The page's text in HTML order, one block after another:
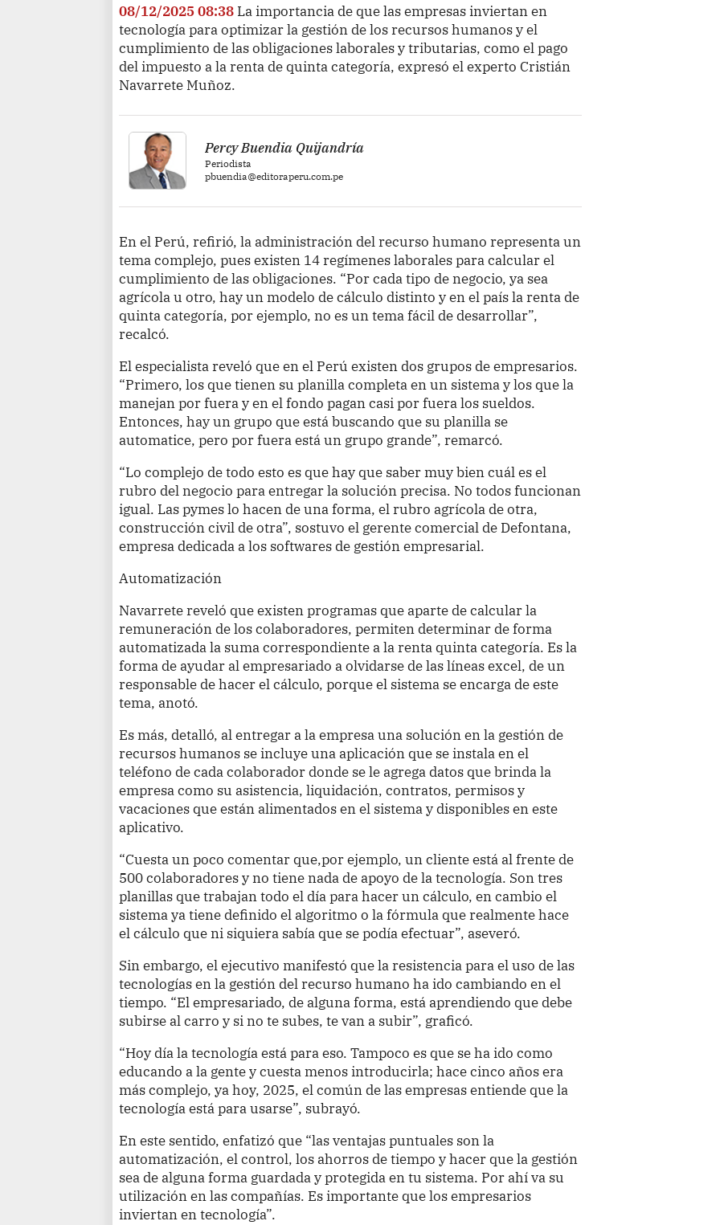
08/12/2025 08:38 La importancia de que las empresas inviertan en
tecnología para optimizar la gestión de los recursos humanos y el
cumplimiento de las obligaciones laborales y tributarias, como el pago
del impuesto a la renta de quinta categoría, expresó el experto Cristián
Navarrete Muñoz.
Percy Buendia Quijandría
Periodista
pbuendia@editoraperu.com.pe
En el Perú, refirió, la administración del recurso humano representa un
tema complejo, pues existen 14 regímenes laborales para calcular el
cumplimiento de las obligaciones. “Por cada tipo de negocio, ya sea
agrícola u otro, hay un modelo de cálculo distinto y en el país la renta de
quinta categoría, por ejemplo, no es un tema fácil de desarrollar”,
recalcó.
El especialista reveló que en el Perú existen dos grupos de empresarios.
“Primero, los que tienen su planilla completa en un sistema y los que la
manejan por fuera y en el fondo pagan casi por fuera los sueldos.
Entonces, hay un grupo que está buscando que su planilla se
automatice, pero por fuera está un grupo grande”, remarcó.
“Lo complejo de todo esto es que hay que saber muy bien cuál es el
rubro del negocio para entregar la solución precisa. No todos funcionan
igual. Las pymes lo hacen de una forma, el rubro agrícola de otra,
construcción civil de otra”, sostuvo el gerente comercial de Defontana,
empresa dedicada a los softwares de gestión empresarial.
Automatización
Navarrete reveló que existen programas que aparte de calcular la
remuneración de los colaboradores, permiten determinar de forma
automatizada la suma correspondiente a la renta quinta categoría. Es la
forma de ayudar al empresariado a olvidarse de las líneas excel, de un
responsable de hacer el cálculo, porque el sistema se encarga de este
tema, anotó.
Es más, detalló, al entregar a la empresa una solución en la gestión de
recursos humanos se incluye una aplicación que se instala en el
teléfono de cada colaborador donde se le agrega datos que brinda la
empresa como su asistencia, liquidación, contratos, permisos y
vacaciones que están alimentados en el sistema y disponibles en este
aplicativo.
“Cuesta un poco comentar que,por ejemplo, un cliente está al frente de
500 colaboradores y no tiene nada de apoyo de la tecnología. Son tres
planillas que trabajan todo el día para hacer un cálculo, en cambio el
sistema ya tiene definido el algoritmo o la fórmula que realmente hace
el cálculo que ni siquiera sabía que se podía efectuar”, aseveró.
Sin embargo, el ejecutivo manifestó que la resistencia para el uso de las
tecnologías en la gestión del recurso humano ha ido cambiando en el
tiempo. “El empresariado, de alguna forma, está aprendiendo que debe
subirse al carro y si no te subes, te van a subir”, graficó.
“Hoy día la tecnología está para eso. Tampoco es que se ha ido como
educando a la gente y cuesta menos introducirla; hace cinco años era
más complejo, ya hoy, 2025, el común de las empresas entiende que la
tecnología está para usarse”, subrayó.
En este sentido, enfatizó que “las ventajas puntuales son la
automatización, el control, los ahorros de tiempo y hacer que la gestión
sea de alguna forma guardada y protegida en tu sistema. Por ahí va su
utilización en las compañías. Es importante que los empresarios
inviertan en tecnología”.